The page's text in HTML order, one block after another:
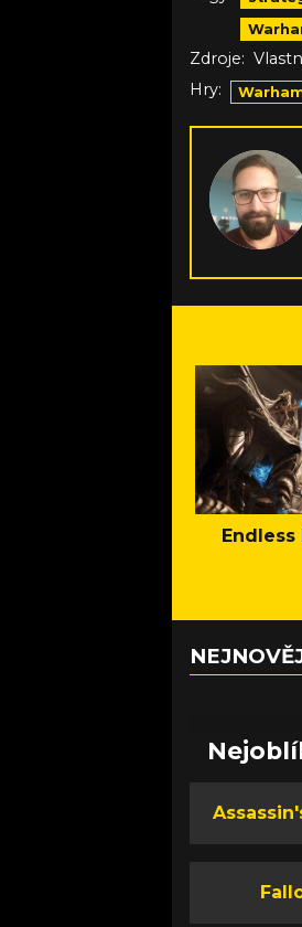
Zdroje:
Hry:
Endless